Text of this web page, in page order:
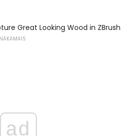
Great Looking Wood in ZBrush
ad